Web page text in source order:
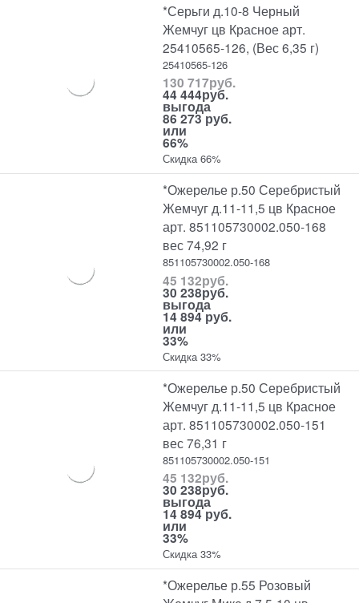
*Серьги д.10-8 Черный
Жемчуг цв Красное арт.
25410565-126, (Вес 6,35 г)
25410565-126
130 717руб.
44 444руб.
выгода
86 273 руб.
или
66%
Скидка 66%
*Ожерелье р.50 Серебристый
Жемчуг д.11-11,5 цв Красное
арт. 851105730002.050-168
вес 74,92 г
851105730002.050-168
45 132руб.
30 238руб.
выгода
14 894 руб.
или
33%
Скидка 33%
*Ожерелье р.50 Серебристый
Жемчуг д.11-11,5 цв Красное
арт. 851105730002.050-151
вес 76,31 г
851105730002.050-151
45 132руб.
30 238руб.
выгода
14 894 руб.
или
33%
Скидка 33%
*Ожерелье р.55 Розовый